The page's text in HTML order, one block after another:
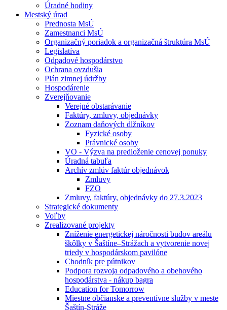
Úradné hodiny
Mestský úrad
Prednosta MsÚ
Zamestnanci MsÚ
Organizačný poriadok a organizačná štruktúra MsÚ
Legislatíva
Odpadové hospodárstvo
Ochrana ovzdušia
Plán zimnej údržby
Hospodárenie
Zverejňovanie
Verejné obstarávanie
Faktúry, zmluvy, objednávky
Zoznam daňových dlžníkov
Fyzické osoby
Právnické osoby
VO - Výzva na predloženie cenovej ponuky
Úradná tabuľa
Archív zmlúv faktúr objednávok
Zmluvy
FZO
Zmluvy, faktúry, objednávky do 27.3.2023
Strategické dokumenty
Voľby
Zrealizované projekty
Zníženie energetickej náročnosti budov areálu
škôlky v Šaštíne–Strážach a vytvorenie novej
triedy v hospodárskom pavilóne
Chodník pre pútnikov
Podpora rozvoja odpadového a obehového
hospodárstva - nákup bagra
Education for Tomorrow
Miestne občianske a preventívne služby v meste
Šaštín-Stráže